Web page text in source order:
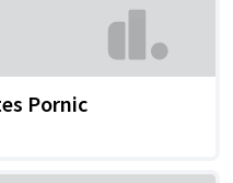
Pornic